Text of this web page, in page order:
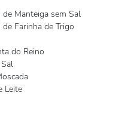
Manteiga sem Sal
Farinha de Trigo
do Reino
Leite